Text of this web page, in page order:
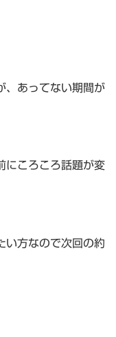
、あってない期間が
にころころ話題が変
い方なので次回の約